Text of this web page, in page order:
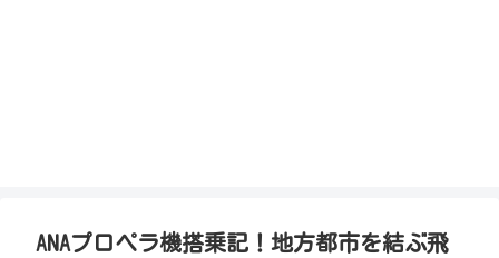
ANAプロペラ機搭乗記！地方都市を結ぶ飛